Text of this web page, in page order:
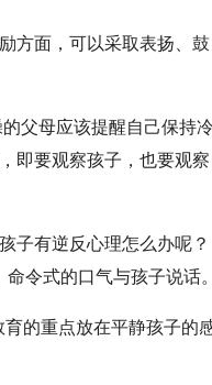
方面，可以采取表扬、鼓
父母应该提醒自己保持
即要观察孩子，也要观察
子有逆反心理怎么办呢？
令式的口气与孩子说话。
的重点放在平静孩子的